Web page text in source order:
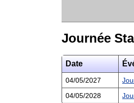
Journée
Date
04/05/2027
04/05/2028